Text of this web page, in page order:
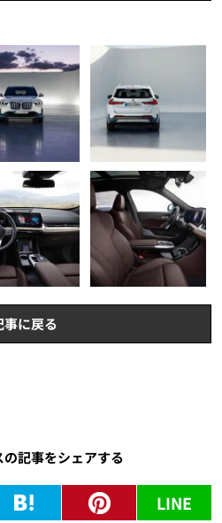
事に戻る
記事をシェアする
LINE